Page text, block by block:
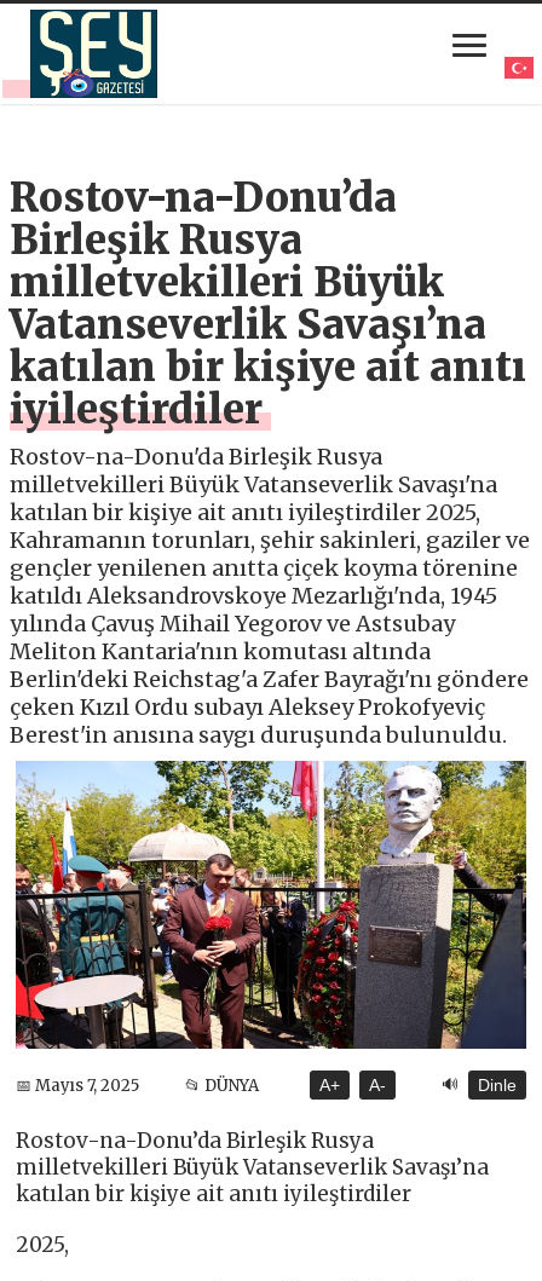
Rostov-na-Donu’da
Birleşik Rusya
milletvekilleri Büyük
Vatanseverlik Savaşı’na
katılan bir kişiye ait anıtı
iyileştirdiler
Rostov-na-Donu'da Birleşik Rusya
milletvekilleri Büyük Vatanseverlik Savaşı'na
katılan bir kişiye ait anıtı iyileştirdiler 2025,
Kahramanın torunları, şehir sakinleri, gaziler ve
gençler yenilenen anıtta çiçek koyma törenine
katıldı Aleksandrovskoye Mezarlığı'nda, 1945
yılında Çavuş Mihail Yegorov ve Astsubay
Meliton Kantaria'nın komutası altında
Berlin'deki Reichstag'a Zafer Bayrağı'nı göndere
çeken Kızıl Ordu subayı Aleksey Prokofyeviç
Berest'in anısına saygı duruşunda bulunuldu.
📅 Mayıs 7, 2025 📂 DÜNYA A+ A- 🔊 Dinle
Rostov-na-Donu’da Birleşik Rusya
milletvekilleri Büyük Vatanseverlik Savaşı’na
katılan bir kişiye ait anıtı iyileştirdiler
2025,